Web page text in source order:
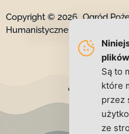
Copyright © 2026 „Ogród
Humanistyczne Ceremonie
+48
Są to
które
przez
ze